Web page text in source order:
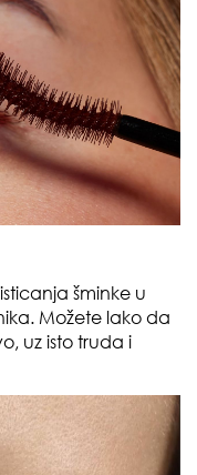
šminke u
Možete lako da
uz isto truda i